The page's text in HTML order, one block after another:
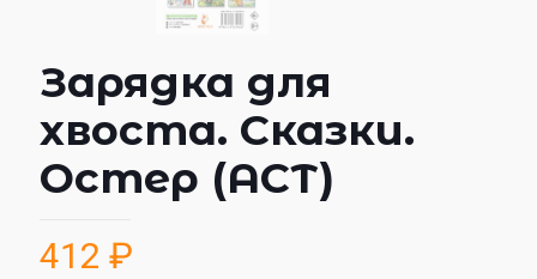
Зарядка для
хвоста. Сказки.
Остер (АСТ)
412 ₽